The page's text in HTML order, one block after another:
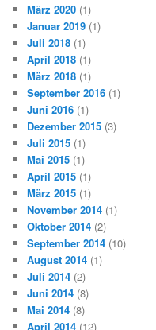
März 2020 (1)
Januar 2019 (1)
Juli 2018 (1)
April 2018 (1)
März 2018 (1)
September 2016 (1)
Juni 2016 (1)
Dezember 2015 (3)
Juli 2015 (1)
Mai 2015 (1)
April 2015 (1)
März 2015 (1)
November 2014 (1)
Oktober 2014 (2)
September 2014 (10)
August 2014 (1)
Juli 2014 (2)
Juni 2014 (8)
Mai 2014 (8)
April 2014 (12)